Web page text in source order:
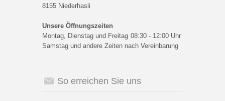
8155 Niederhasli
Unsere Öffnungszeiten
Montag, Dienstag und Freitag 08:30 - 12:00 Uhr
Samstag und andere Zeiten nach Vereinbarung
So erreichen Sie uns